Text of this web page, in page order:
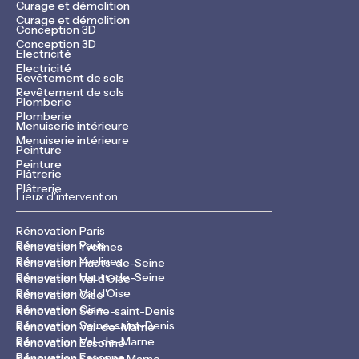
Curage et démolition
Curage et démolition
Conception 3D
Conception 3D
Electricité
Electricité
Revêtement de sols
Revêtement de sols
Plomberie
Plomberie
Menuiserie intérieure
Menuiserie intérieure
Peinture
Peinture
Plâtrerie
Plâtrerie
Lieux d'intervention
Rénovation Paris
Rénovation Paris
Rénovation Yvelines
Rénovation Yvelines
Rénovation Hauts-de-Seine
Rénovation Hauts-de-Seine
Rénovation Val d'Oise
Rénovation Val d'Oise
Rénovation Oise
Rénovation Oise
Rénovation Seine-saint-Denis
Rénovation Seine-saint-Denis
Rénovation Val-de-Marne
Rénovation Val-de-Marne
Rénovation Essonne